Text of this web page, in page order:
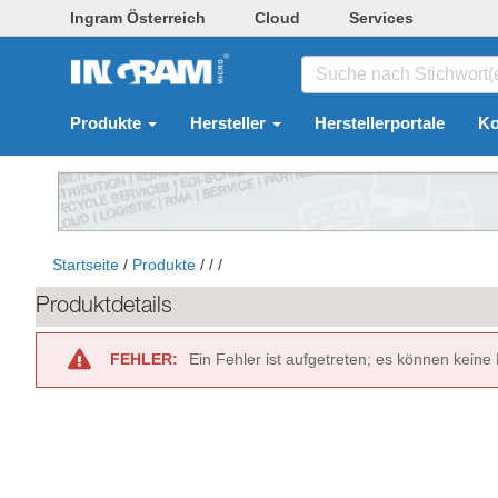
Ingram Österreich Cloud Services
Produkte Hersteller Herstellerportale
Startseite / Produkte / / /
Produktdetails
FEHLER: Ein Fehler ist aufgetreten; es können